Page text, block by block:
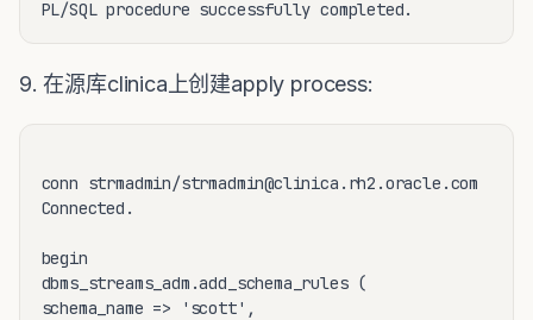
9. 在源库clinica上创建apply process:
conn strmadmin/strmadmin@clinica.rh2.oracle.com
Connected.
begin
dbms_streams_adm.add_schema_rules (
schema_name => 'scott',